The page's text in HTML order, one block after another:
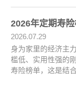
2026年定期寿
2026.07.29
身为家里的经济主
槛低、实用性强的
寿险榜单，这是结